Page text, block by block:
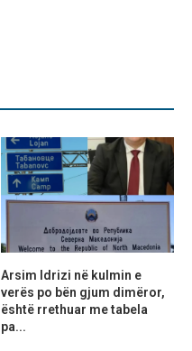
Arsim Idrizi në kulmin e
verës po bën gjum dimëror,
është rrethuar me tabela
pa...